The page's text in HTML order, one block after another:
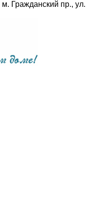
м. Гражданский пр., ул.